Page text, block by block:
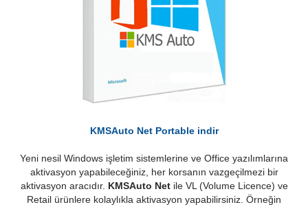
KMSAuto Net Portable indir
Yeni nesil Windows işletim sistemlerine ve Office yazılımlarına
aktivasyon yapabileceğiniz, her korsanın vazgeçilmezi bir
aktivasyon aracıdır. KMSAuto Netile VL (Volume Licence) ve
Retail ürünlere kolaylıkla aktivasyon yapabilirsiniz. Örneğin